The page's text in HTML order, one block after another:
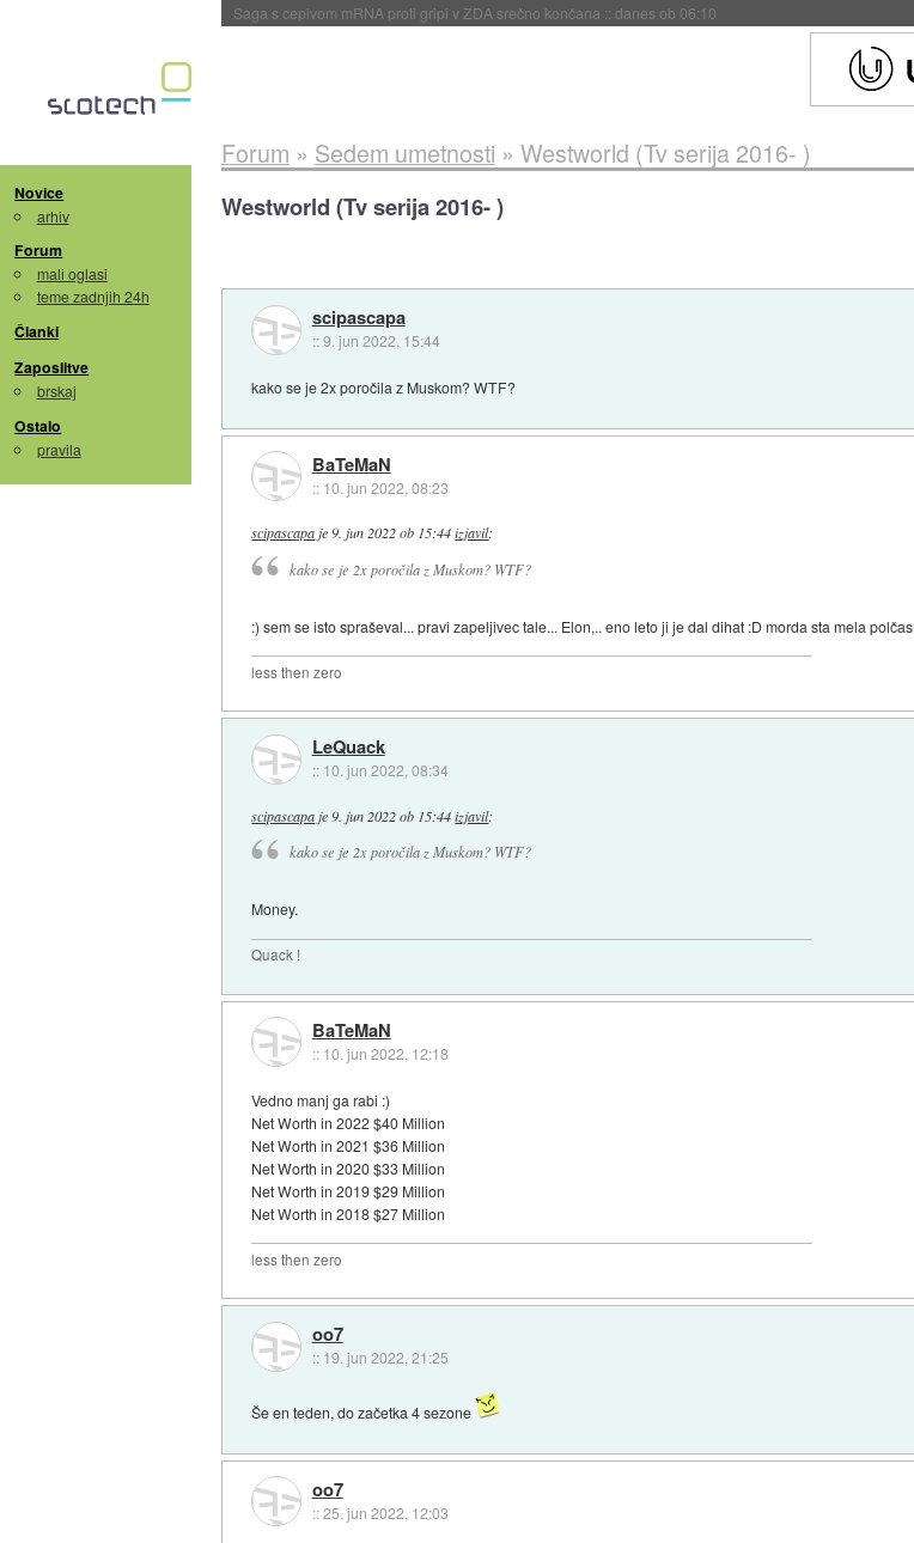
BMW v vozilih začel predvajati reklame::danes ob 06:09
Novice
arhiv
Forum
mali oglasi
teme zadnjih 24h
Članki
Zaposlitve
brskaj
Ostalo
pravila
Forum » Sedem umetnosti » Westworld (Tv serija 2016- )
Westworld (Tv serija 2016- )
scipascapa
::9. jun 2022, 15:44
kako se je 2x poročila z Muskom? WTF?
BaTeMaN
:: 10. jun 2022, 08:23
scipascapaje9. jun 2022 ob 15:44 izjavil:
kako se je 2x poročila z Muskom? WTF?
:) sem se isto spraševal... pravi zapeljivec tale... Elon,.. eno leto ji je dal dihat :D morda sta mela polčas
less then zero
LeQuack
:: 10. jun 2022, 08:34
scipascapa je 9. jun 2022 ob 15:44 izjavil:
kako se je 2x poročila z Muskom? WTF?
Money.
Quack !
BaTeMaN
:: 10. jun 2022, 12:18
Vedno manj ga rabi :)
Net Worth in 2022 $40 Million
Net Worth in 2021 $36 Million
Net Worth in 2020 $33 Million
Net Worth in 2019 $29 Million
Net Worth in 2018 $27 Million
less then zero
oo7
:: 19. jun 2022, 21:25
Še en teden, do začetka 4 sezone
oo7
::25. jun 2022, 12:03